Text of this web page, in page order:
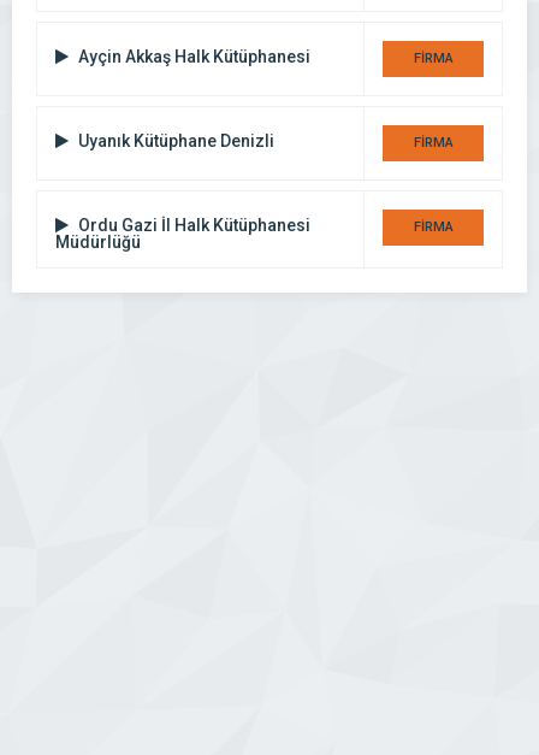
Ayçin Akkaş Halk Kütüphanesi FİRMA
Uyanık Kütüphane Denizli FİRMA
Ordu Gazi İl Halk Kütüphanesi
Müdürlüğü
FİRMA